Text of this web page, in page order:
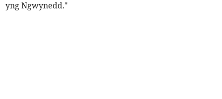
yng Ngwynedd."